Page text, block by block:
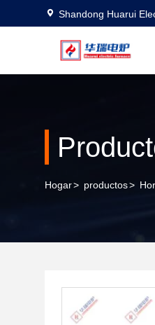
Shandong Huarui
Hogar> productos>